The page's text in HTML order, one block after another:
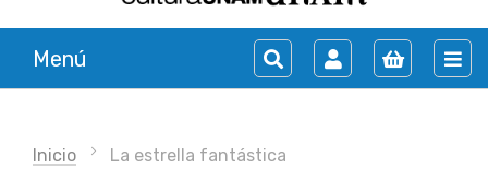
Menú
Inicio La estrella fantástica